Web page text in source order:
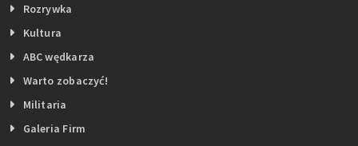
Rozrywka
Kultura
ABC wędkarza
Warto zobaczyć!
Militaria
Galeria Firm